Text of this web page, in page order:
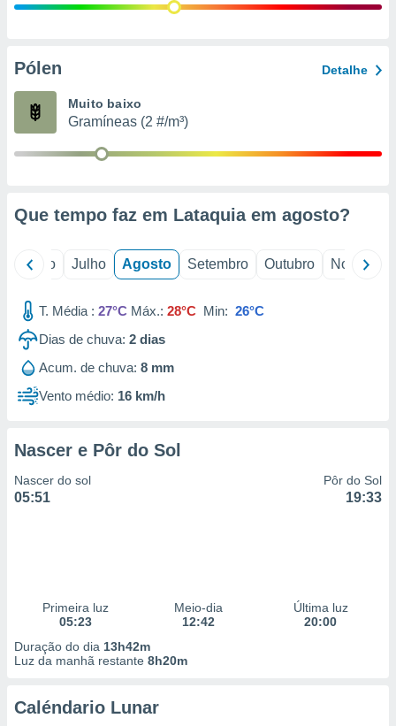
e
Pólen Detalhe
Muito baixo
Gramíneas (2 #/m³)
Que tempo faz em Lataquia em agosto?
Junho Julho Agosto Setembro Outubro Novembro
T. Média : 27°C Máx.: 28°C Min: 26°C
Dias de chuva: 2 dias
Acum. de chuva: 8 mm
Vento médio: 16 km/h
Nascer e Pôr do Sol
Nascer do sol
05:51
Pôr do Sol
19:33
Primeira luz
05:23
Meio-dia
12:42
Última luz
20:00
Duração do dia 13h42m
Luz da manhã restante 8h20m
Caléndario Lunar